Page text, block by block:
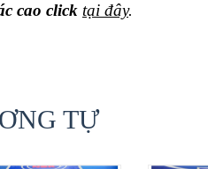
cao click tại đây.
TỰ